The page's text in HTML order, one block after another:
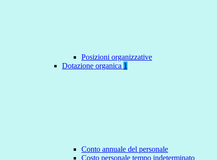
Posizioni organizzative
Dotazione organica 1
Conto annuale del personale
Costo personale tempo indeterminato